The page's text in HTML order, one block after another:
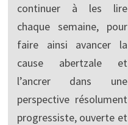
continuer à les lire
chaque semaine, pour
faire ainsi avancer la
cause abertzale et
l’ancrer dans une
perspective résolument
progressiste, ouverte et